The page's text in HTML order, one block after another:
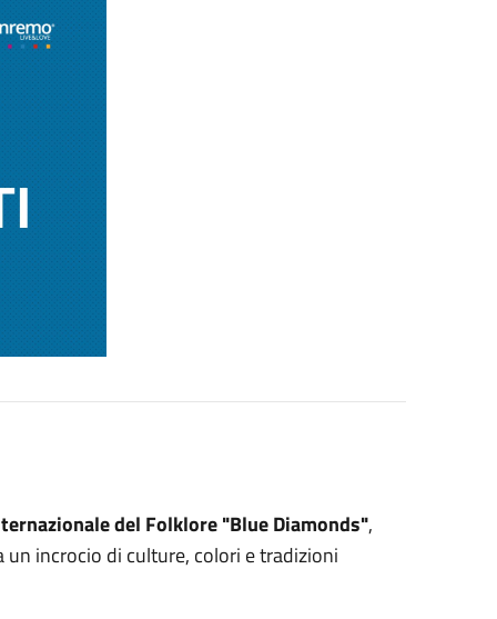
del Folklore "Blue Diamonds",
incrocio di culture, colori e tradizioni